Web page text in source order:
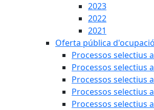
2023
2022
2021
Oferta pública d'ocupació
Processos selectius
Processos selectius
Processos selectius
Processos selectius
Processos selectius